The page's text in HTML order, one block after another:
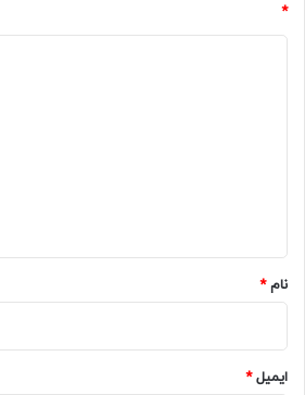
*
نام*
ایمیل*